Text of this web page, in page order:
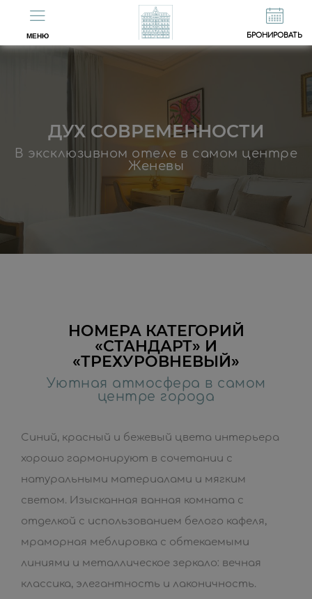
МЕНЮ БРОНИРОВАТЬ
ДУХ СОВРЕМЕННОСТИ
В эксклюзивном отеле в самом центре
Женевы
НОМЕРА КАТЕГОРИЙ
«СТАНДАРТ» И
«ТРЕХУРОВНЕВЫЙ»
Уютная атмосфера в самом
центре города
Синий, красный и бежевый цвета интерьера
хорошо гармонируют в сочетании с
натуральными материалами и мягким
светом. Изысканная ванная комната с
отделкой с использованием белого кафеля,
мраморная меблировка с обтекаемыми
линиями и металлическое зеркало: вечная
классика, элегантность и лаконичность.